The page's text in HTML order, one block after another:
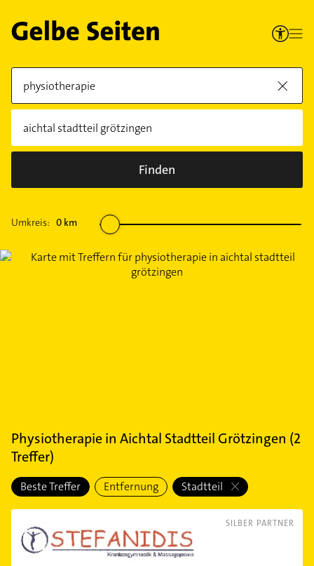
Finden
Umkreis: 0 km
Physiotherapiein Aichtal Stadtteil Grötzingen (2
Treffer)
Beste Treffer Entfernung Stadtteil
SILBER PARTNER